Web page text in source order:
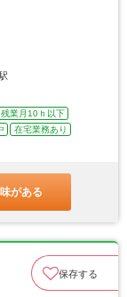
残業月10ｈ以下
在宅業務あり
がある
保存する